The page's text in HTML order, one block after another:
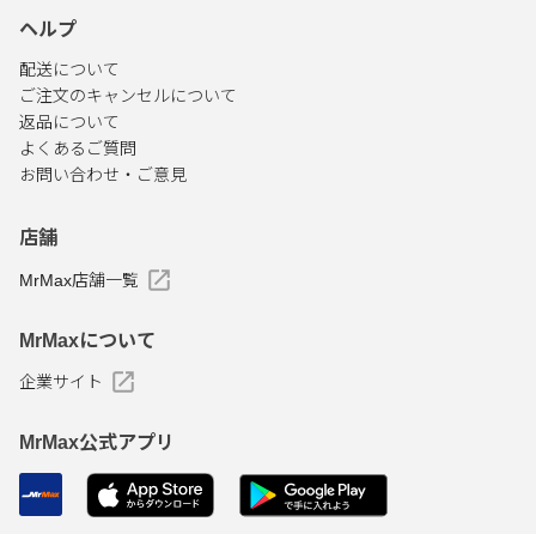
ヘルプ
配送について
ご注文のキャンセルについて
返品について
よくあるご質問
お問い合わせ・ご意見
店舗
MrMax店舗一覧
MrMaxについて
企業サイト
MrMax公式アプリ